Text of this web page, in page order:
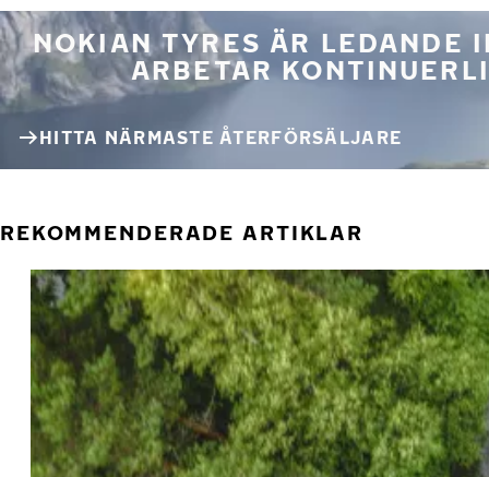
NOKIAN TYRES ÄR LEDANDE
ARBETAR
HITTA NÄRMASTE ÅTERFÖRSÄLJARE
REKOMMENDERADE ARTIKLAR